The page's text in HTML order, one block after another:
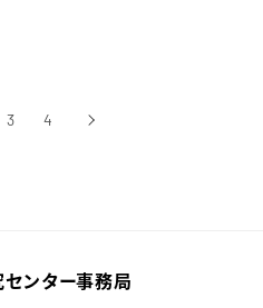
3 4 ›次へ
ンター事務局